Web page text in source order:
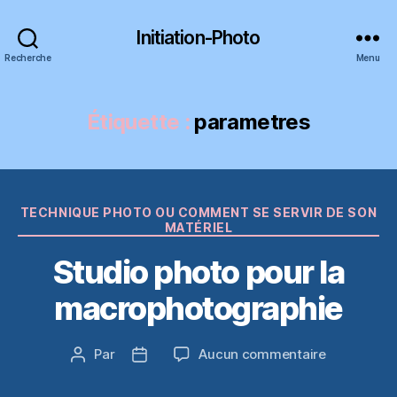
Recherche
Initiation-Photo
Menu
Étiquette : parametres
Catégories
TECHNIQUE PHOTO OU COMMENT SE SERVIR DE SON
MATÉRIEL
Studio photo pour la
macrophotographie
Auteur
Par
Date
Aucun commentairesur